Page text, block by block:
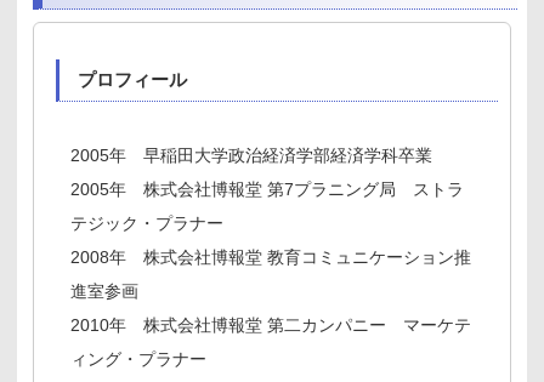
プロフィール
2005年 早稲田大学政治経済学部経済学科卒業
2005年 株式会社博報堂 第7プラニング局 ストラ
テジック・プラナー
2008年 株式会社博報堂 教育コミュニケーション推
進室参画
2010年 株式会社博報堂 第二カンパニー マーケテ
ィング・プラナー